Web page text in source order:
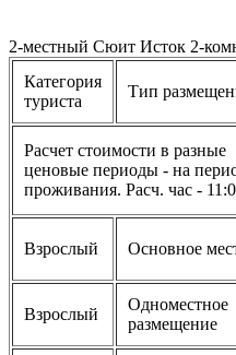
2-местный Сюит Исток 2-
Категория
туриста
Тип
Расчет стоимости в разные
ценовые периоды - на
проживания. Расч. час -
Взрослый Основное
Взрослый
Одноместное
размещение